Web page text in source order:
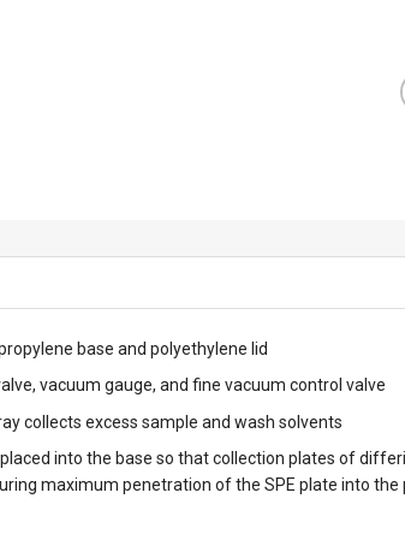
base and polyethylene lid
vacuum gauge, and fine vacuum control valve
collects excess sample and wash solvents
into the base so that collection plates of
maximum penetration of the SPE plate into